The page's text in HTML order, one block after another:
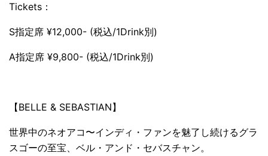
Tickets：
S指定席 ¥12,000- (税込/1Drink別)
A指定席 ¥9,800- (税込/1Drink別)
【BELLE & SEBASTIAN】
世界中のネオアコ〜インディ・ファンを魅了し続けるグラ
スゴーの至宝、ベル・アンド・セバスチャン。